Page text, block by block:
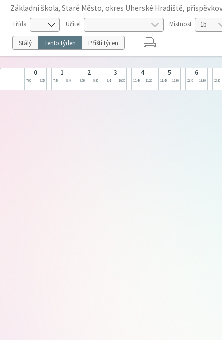
Základní škola, Staré Město, okres Uherské Hradiště,
Třída Učitel Místnost
Stálý Tento týden Příští týden
0
7:00 7:35
1
7:55 8:40
2
8:50 9:35
3
9:45 10:30
4
10:40 11:25
5
11:45 12:30
6
12:45 13:30 13:35